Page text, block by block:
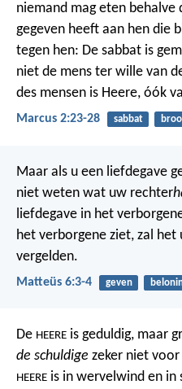
niemand mag eten behalve
gegeven heeft aan hen die
tegen hen: De sabbat is
niet de mens ter wille van
des mensen is Heere, óók
Marcus 2:23-28 sabbat
Maar als u een liefdegave
niet weten wat uw rechter
liefdegave in het
het verborgene ziet, zal
vergelden.
Matteüs 6:3-4 geven
De HEERE is geduldig, maar
de schuldige zeker niet
HEERE is in wervelwind en in